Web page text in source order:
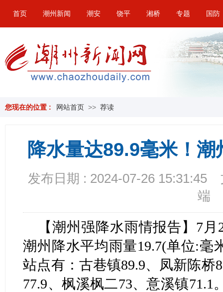
首页 潮州新闻 潮安 饶平 湘桥 专题 国防
您现在的位置 : 网站首页 >> 荐读
降水量达89.9毫米！
发布日期 : 2024-07-26 15:31:45
端
【潮州强降水雨情报告】7
潮州降水平均雨量19.7(单位:毫
站点有：古巷镇89.9、凤新陈桥
77.9、枫溪枫二73、意溪镇